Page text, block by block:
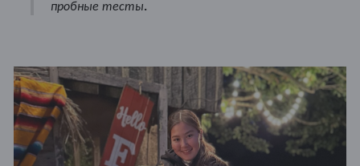
пробные тесты.